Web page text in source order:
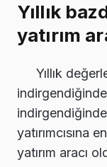
Yıllık
yatırım
Yıllık
indirgendiğinde
yatırımcısına
yatırım aracı